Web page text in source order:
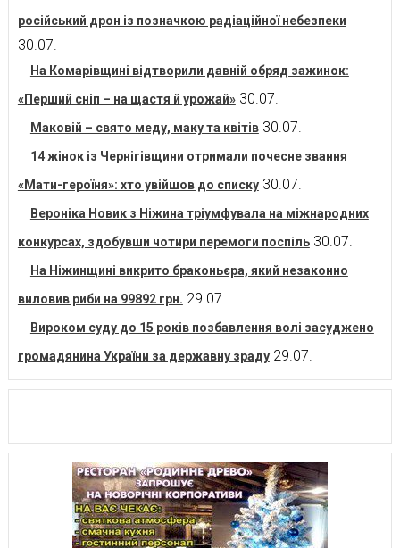
російський дрон із позначкою радіаційної небезпеки
30.07.
На Комарівщині відтворили давній обряд зажинок:
«Перший сніп – на щастя й урожай» 30.07.
Маковій – свято меду, маку та квітів 30.07.
14 жінок із Чернігівщини отримали почесне звання
«Мати-героїня»: хто увійшов до списку 30.07.
Вероніка Новик з Ніжина тріумфувала на міжнародних
конкурсах, здобувши чотири перемоги поспіль 30.07.
На Ніжинщині викрито браконьєра, який незаконно
виловив риби на 99892 грн. 29.07.
Вироком суду до 15 років позбавлення волі засуджено
громадянина України за державну зраду 29.07.